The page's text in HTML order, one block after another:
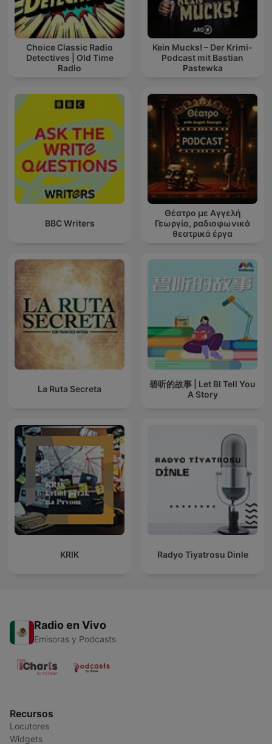
Choice Classic Radio
Detectives | Old Time
Radio
Kein Mucks! – Der Krimi-
Podcast mit Bastian
Pastewka
BBC Writers
Θέατρο με Αγγελή
Γεωργία, ραδιοφωνικά
θεατρικά έργα
La Ruta Secreta
碧听的故事 | Let BI Tell You
A Story
KRIK Radyo Tiyatrosu Dinle
Radio en Vivo
Emisoras y Podcasts
Recursos
Locutores
Widgets